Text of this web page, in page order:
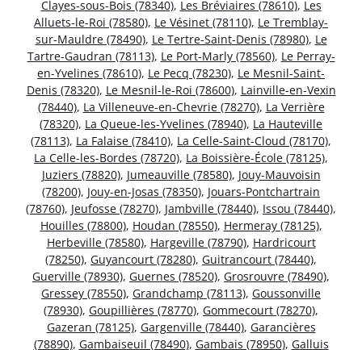
Clayes-sous-Bois (78340), Les Bréviaires (78610), Les
Alluets-le-Roi (78580), Le Vésinet (78110), Le Tremblay-
sur-Mauldre (78490), Le Tertre-Saint-Denis (78980), Le
Tartre-Gaudran (78113), Le Port-Marly (78560), Le Perray-
en-Yvelines (78610), Le Pecq (78230), Le Mesnil-Saint-
Denis (78320), Le Mesnil-le-Roi (78600), Lainville-en-Vexin
(78440), La Villeneuve-en-Chevrie (78270), La Verrière
(78320), La Queue-les-Yvelines (78940), La Hauteville
(78113), La Falaise (78410), La Celle-Saint-Cloud (78170),
La Celle-les-Bordes (78720), La Boissière-École (78125),
Juziers (78820), Jumeauville (78580), Jouy-Mauvoisin
(78200), Jouy-en-Josas (78350), Jouars-Pontchartrain
(78760), Jeufosse (78270), Jambville (78440), Issou (78440),
Houilles (78800), Houdan (78550), Hermeray (78125),
Herbeville (78580), Hargeville (78790), Hardricourt
(78250), Guyancourt (78280), Guitrancourt (78440),
Guerville (78930), Guernes (78520), Grosrouvre (78490),
Gressey (78550), Grandchamp (78113), Goussonville
(78930), Goupillières (78770), Gommecourt (78270),
Gazeran (78125), Gargenville (78440), Garancières
(78890), Gambaiseuil (78490), Gambais (78950), Galluis